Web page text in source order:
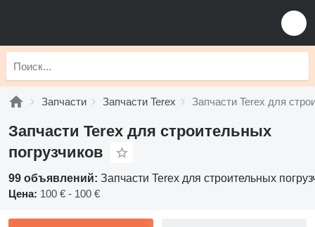
Запчасти Запчасти Terex Запчасти Terex для
Запчасти Terex для строительных
погрузчиков
99 объявлений: Запчасти Terex для строительных
Цена: 100 € - 100 €